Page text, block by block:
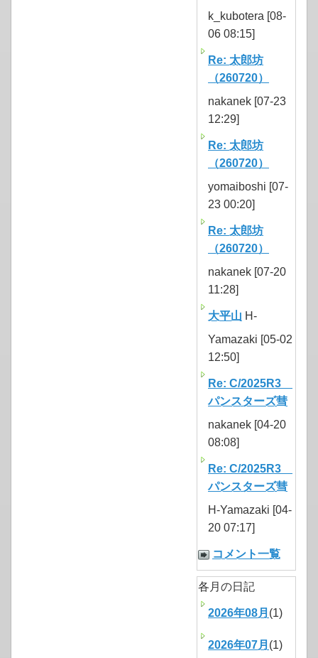
k_kubotera [08-
06 08:15]
Re: 太郎坊
（260720）
nakanek [07-23
12:29]
Re: 太郎坊
（260720）
yomaiboshi [07-
23 00:20]
Re: 太郎坊
（260720）
nakanek [07-20
11:28]
大平山 H-
Yamazaki [05-02
12:50]
Re: C/2025R3
パンスターズ彗
nakanek [04-20
08:08]
Re: C/2025R3
パンスターズ彗
H-Yamazaki [04-
20 07:17]
コメント一覧
各月の日記
2026年08月 (1)
2026年07月 (1)